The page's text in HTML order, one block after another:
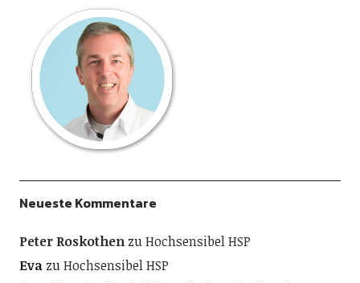
Neueste Kommentare
Peter RoskothenzuHochsensibel HSP
EvazuHochsensibel HSP